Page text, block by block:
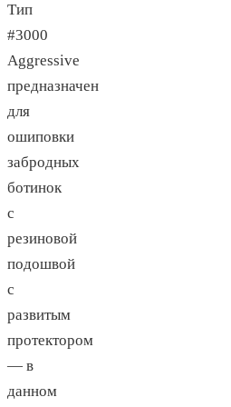
Тип
#3000
Aggressive
предназначен
для
ошиповки
забродных
ботинок
с
резиновой
подошвой
с
развитым
протектором
— в
данном